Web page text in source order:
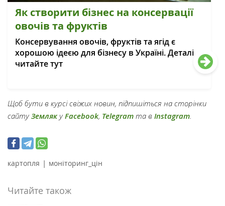
Як створити бізнес на консервації
овочів та фруктів
Консервування овочів, фруктів та ягід є
хорошою ідеєю для бізнесу в Україні. Деталі
читайте тут
Щоб бути в курсі свіжих новин, підпишіться на сторінки
сайтуЗемлякуFacebook, Telegram та в Instagram.
картопля | моніторинг_цін
Читайте також